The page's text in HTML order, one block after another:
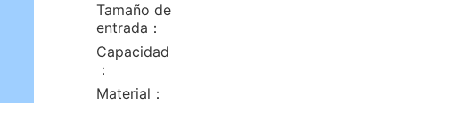
Tamaño de
entrada：
Capacidad
：
Material：